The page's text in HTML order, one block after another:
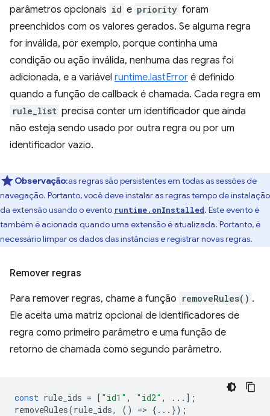
parâmetros opcionais id e priority foram
preenchidos com os valores gerados. Se alguma regra
for inválida, por exemplo, porque continha uma
condição ou ação inválida, nenhuma das regras foi
adicionada, e a variável runtime.lastError é definido
quando a função de callback é chamada. Cada regra em
rule_list precisa conter um identificador que ainda
não esteja sendo usado por outra regra ou por um
identificador vazio.
Observação:as regras são persistentes em todas as sessões de
navegação. Portanto, você deve instalar as regras tempo de instalação
da extensão usando o evento runtime.onInstalled. Este evento é
também é acionada quando uma extensão é atualizada. Portanto, é
necessário limpar os dados das instâncias e registrar novas regras.
Remover regras
Para remover regras, chame a função removeRules() .
Ele aceita uma matriz opcional de identificadores de
regra como primeiro parâmetro e uma função de
retorno de chamada como segundo parâmetro.
const rule_ids = [ "id1" , "id2" ,
...];
removeRules(rule_ids, () => {...});